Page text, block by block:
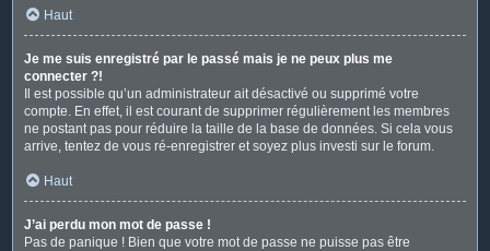
Haut
Je me suis enregistré par le passé mais je ne peux plus me
connecter ?!
Il est possible qu’un administrateur ait désactivé ou supprimé votre
compte. En effet, il est courant de supprimer régulièrement les membres
ne postant pas pour réduire la taille de la base de données. Si cela vous
arrive, tentez de vous ré-enregistrer et soyez plus investi sur le forum.
Haut
J’ai perdu mon mot de passe !
Pas de panique ! Bien que votre mot de passe ne puisse pas être